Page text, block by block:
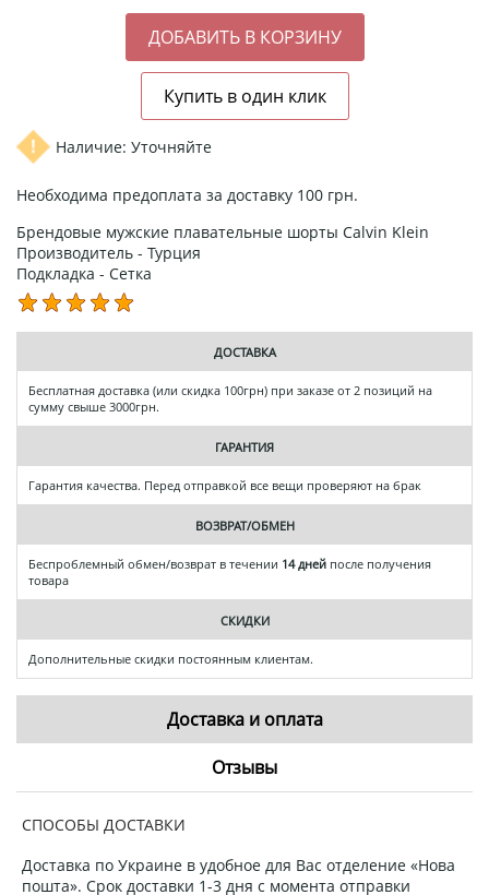
Наличие: Уточняйте
Необходима предоплата за доставку 100 грн.
Брендовые мужские плавательные шорты Calvin Klein
Производитель - Турция
Подкладка - Сетка
ДОСТАВКА
Бесплатная доставка (или скидка 100грн) при заказе от 2 позиций на
сумму свыше 3000грн.
ГАРАНТИЯ
Гарантия качества. Перед отправкой все вещи проверяют на брак
ВОЗВРАТ/ОБМЕН
Беспроблемный обмен/возврат в течении 14 дней после получения
товара
СКИДКИ
Дополнительные скидки постоянным клиентам.
Доставка и оплата
Отзывы
СПОСОБЫ ДОСТАВКИ
Доставка по Украине в удобное для Вас отделение «Нова
пошта». Срок доставки 1-3 дня с момента отправки